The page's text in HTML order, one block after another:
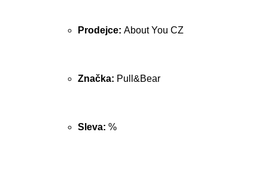
Prodejce: About You CZ
Značka: Pull&Bear
Sleva: %